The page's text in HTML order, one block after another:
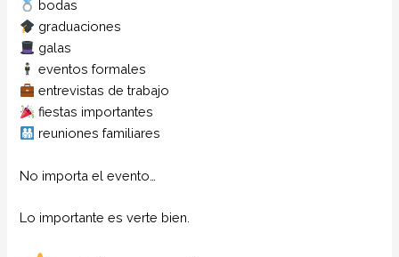
bodas
graduaciones
galas
eventos formales
entrevistas de trabajo
fiestas importantes
reuniones familiares
No importa el evento…
Lo importante es verte bien.